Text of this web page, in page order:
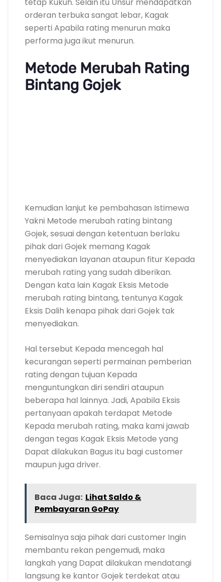
orderan terbuka sangat lebar, Kagak
seperti Apabila rating menurun maka
performa juga ikut menurun.
Metode Merubah Rating
Bintang Gojek
Kemudian lanjut ke pembahasan Istimewa
Yakni Metode merubah rating bintang
Gojek, sesuai dengan ketentuan berlaku
pihak dari Gojek memang Kagak
menyediakan layanan ataupun fitur Kepada
merubah rating yang sudah diberikan.
Dengan kata lain Kagak Eksis Metode
merubah rating bintang, tentunya Kagak
Eksis Dalih kenapa pihak dari Gojek tak
menyediakan.
Hal tersebut Kepada mencegah hal
kecurangan seperti permainan pemberian
rating dengan tujuan Kepada
menguntungkan diri sendiri ataupun
beberapa hal lainnya. Jadi, Apabila Eksis
pertanyaan apakah terdapat Metode
Kepada merubah rating, maka kami jawab
dengan tegas Kagak Eksis Metode yang
Dapat dilakukan Bagus itu bagi customer
maupun juga driver.
Baca Juga: Lihat Saldo &
Pembayaran GoPay
Semisalnya saja pihak dari customer Ingin
membantu rekan pengemudi, maka
langkah yang Dapat dilakukan mendatangi
langsung ke kantor Gojek terdekat atau